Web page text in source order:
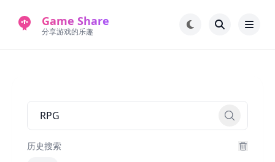
Game Share
分享游戏的乐趣
新版游戏站
永久地址
历史搜索